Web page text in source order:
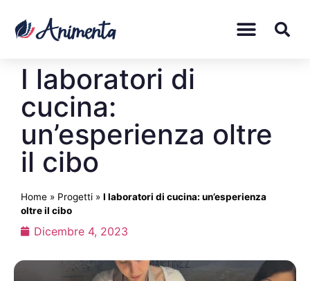
I laboratori di
cucina:
un’esperienza oltre
il cibo
Home » Progetti » I laboratori di cucina: un’esperienza
oltre il cibo
Dicembre 4, 2023